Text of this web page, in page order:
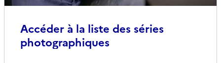
Accéder à la liste des séries
photographiques